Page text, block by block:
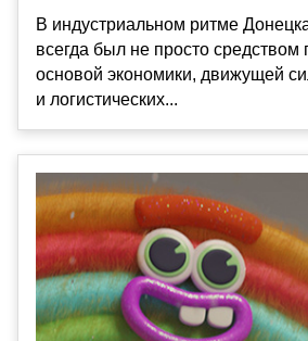
В индустриальном ритме
всегда был не просто
основой экономики, движущей
и логистических...